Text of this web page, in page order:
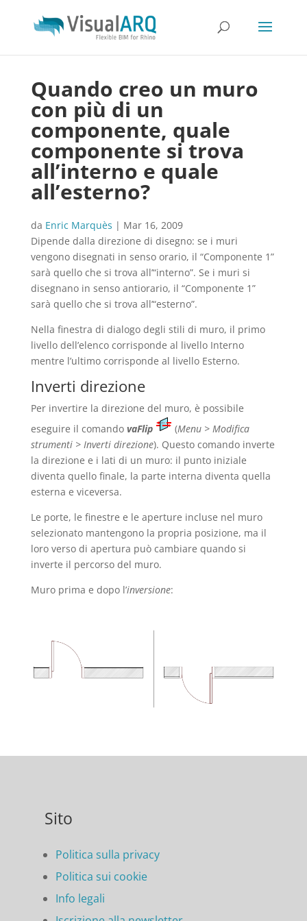
Quando creo un muro
con più di un
componente, quale
componente si trova
all’interno e quale
all’esterno?
da Enric Marquès | Mar 16, 2009
Dipende dalla direzione di disegno: se i muri
vengono disegnati in senso orario, il “Componente 1”
sarà quello che si trova all’“interno”. Se i muri si
disegnano in senso antiorario, il “Componente 1”
sarà quello che si trova all’“esterno”.
Nella finestra di dialogo degli stili di muro, il primo
livello dell’elenco corrisponde al livello Interno
mentre l’ultimo corrisponde al livello Esterno.
Inverti direzione
Per invertire la direzione del muro, è possibile
eseguire il comando vaFlip (Menu > Modifica
strumenti > Inverti direzione). Questo comando inverte
la direzione e i lati di un muro: il punto iniziale
diventa quello finale, la parte interna diventa quella
esterna e viceversa.
Le porte, le finestre e le aperture incluse nel muro
selezionato mantengono la propria posizione, ma il
loro verso di apertura può cambiare quando si
inverte il percorso del muro.
Muro prima e dopo l’inversione:
Sito
Politica sulla privacy
Politica sui cookie
Info legali